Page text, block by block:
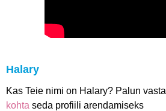
Halary
Kas Teie nimi on Halary? Palun vasta
kohta seda profiili arendamiseks